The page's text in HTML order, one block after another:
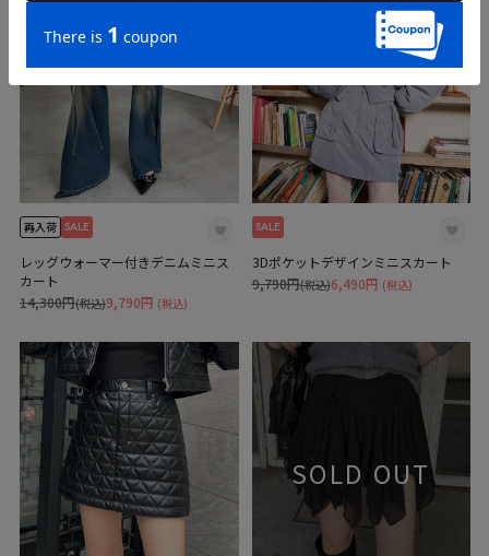
再入荷 SALE
レッグウォーマー付きデニムミニス
カート
9,790円 (税込)
14,300円(税込)
SALE
3Dポケットデザインミニスカート
6,490円 (税込)
9,790円(税込)
SOLD OUT